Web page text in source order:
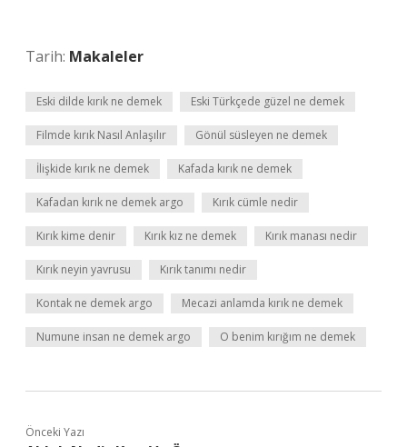
Tarih: Makaleler
Eski dilde kırık ne demek Eski Türkçede güzel ne demek
Filmde kırık Nasıl Anlaşılır Gönül süsleyen ne demek
İlişkide kırık ne demek Kafada kırık ne demek
Kafadan kırık ne demek argo Kırık cümle nedir
Kırık kime denir Kırık kız ne demek Kırık manası nedir
Kırık neyin yavrusu Kırık tanımı nedir
Kontak ne demek argo Mecazi anlamda kırık ne demek
Numune insan ne demek argo O benim kırığım ne demek
Önceki Yazı